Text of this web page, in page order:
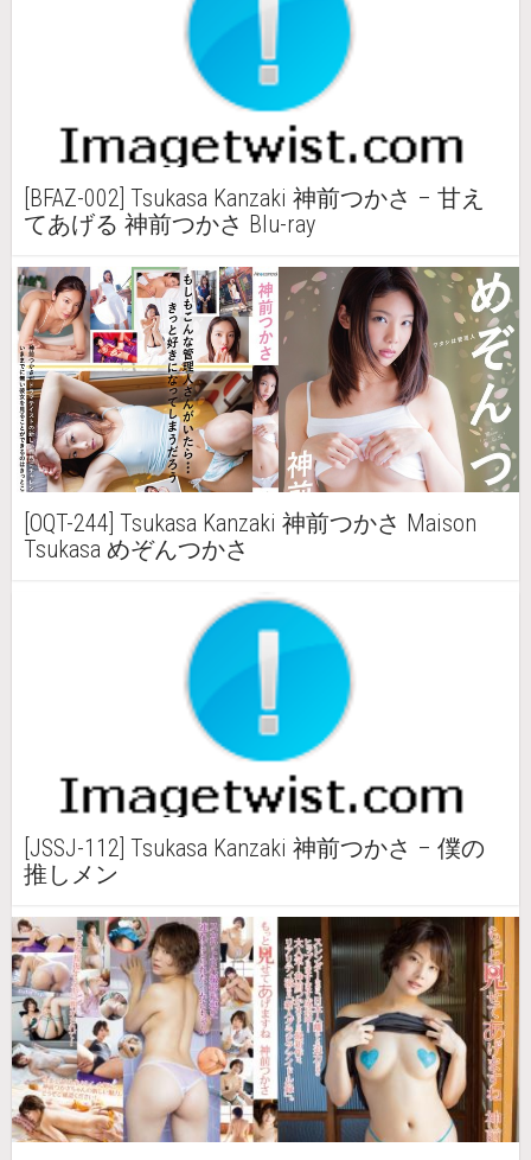
[BFAZ-002] Tsukasa Kanzaki 神前つかさ – 甘え
てあげる 神前つかさ Blu-ray
[OQT-244] Tsukasa Kanzaki 神前つかさ Maison
Tsukasa めぞんつかさ
[JSSJ-112] Tsukasa Kanzaki 神前つかさ – 僕の
推しメン